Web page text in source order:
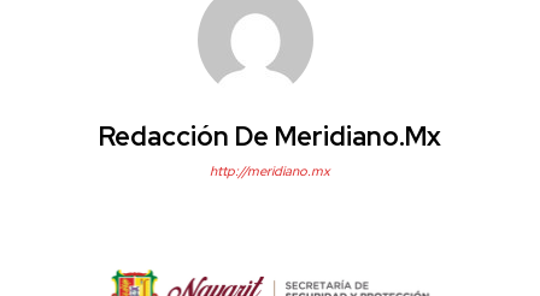
Redacción De Meridiano.mx
http://meridiano.mx